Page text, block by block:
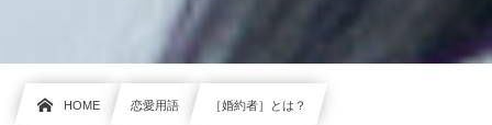
HOME 恋愛用語 ［婚約者］とは？